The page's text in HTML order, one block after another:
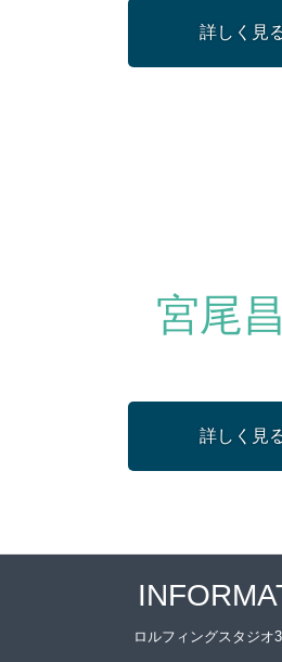
詳しく見
宮尾
詳しく見
ロルフィングスタジオ